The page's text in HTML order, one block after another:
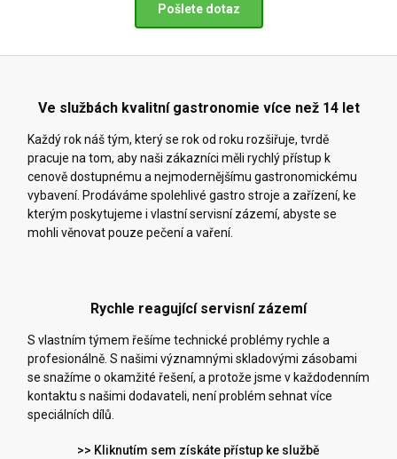
Pošlete dotaz
Ve službách kvalitní gastronomie více než 14 let
Každý rok náš tým, který se rok od roku rozšiřuje, tvrdě
pracuje na tom, aby naši zákazníci měli rychlý přístup k
cenově dostupnému a nejmodernějšímu gastronomickému
vybavení. Prodáváme spolehlivé gastro stroje a zařízení, ke
kterým poskytujeme i vlastní servisní zázemí, abyste se
mohli věnovat pouze pečení a vaření.
Rychle reagující servisní zázemí
S vlastním týmem řešíme technické problémy rychle a
profesionálně. S našimi významnými skladovými zásobami
se snažíme o okamžité řešení, a protože jsme v každodenním
kontaktu s našimi dodavateli, není problém sehnat více
speciálních dílů.
>> Kliknutím sem získáte přístup ke službě